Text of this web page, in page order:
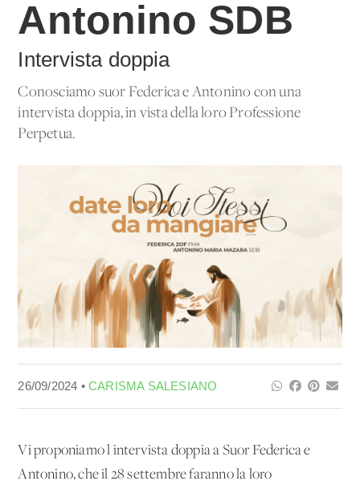
Antonino SDB
Intervista doppia
Conosciamo suor Federica e Antonino con una
intervista doppia, in vista della loro Professione
Perpetua.
26/09/2024 •CARISMA SALESIANO
Vi proponiamo l'intervista doppia a Suor Federica e
Antonino, che il 28 settembre faranno la loro